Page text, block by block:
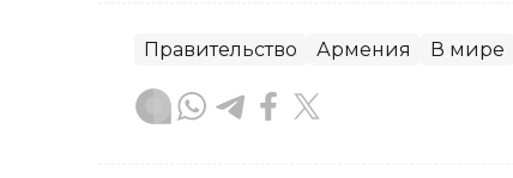
Правительство Армения В мире